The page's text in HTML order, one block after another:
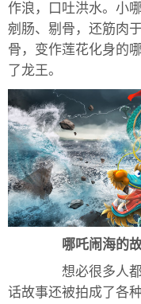
作浪，口吐洪水。小
剜肠、剔骨，还筋肉
骨，变作莲花化身的
了龙王。
哪吒闹海的
想必很多人都
话故事还被拍成了各